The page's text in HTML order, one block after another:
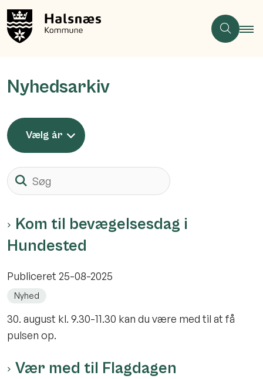
Nyhedsarkiv
Vælg år
Kom til bevægelsesdag i
Hundested
Publiceret 25-08-2025
Nyhed
30. august kl. 9.30-11.30 kan du være med til at få
pulsen op.
Vær med til Flagdagen